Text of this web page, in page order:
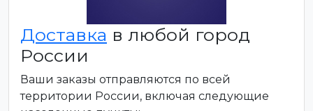
Доставка в любой город
России
Ваши заказы отправляются по всей
территории России, включая следующие